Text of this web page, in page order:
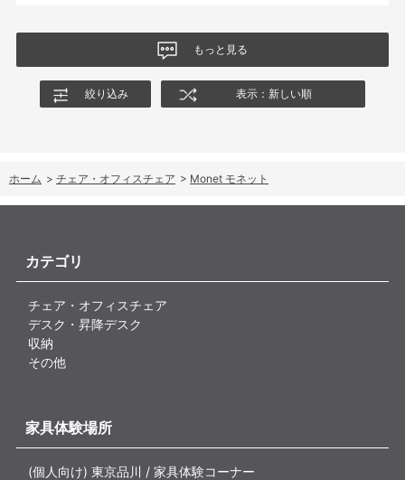
もっと見る
絞り込み 表示：新しい順
ホーム > チェア・オフィスチェア > Monet モネット
カテゴリ
チェア・オフィスチェア
デスク・昇降デスク
収納
その他
家具体験場所
(個人向け) 東京品川 / 家具体験コーナー